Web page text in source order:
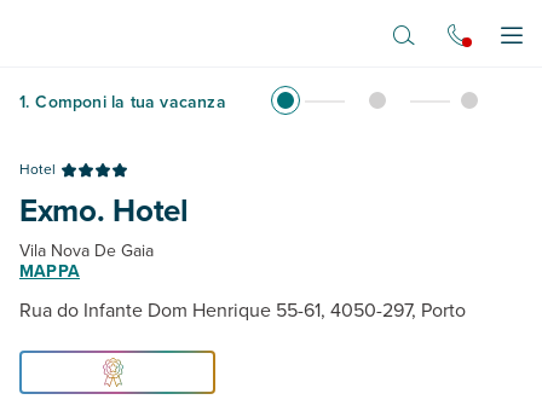
1. Componi la tua vacanza
Hotel
Exmo. Hotel
Vila Nova De Gaia
MAPPA
Rua do Infante Dom Henrique 55-61, 4050-297, Porto